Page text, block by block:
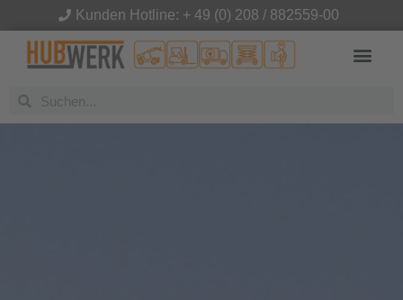
Kunden Hotline: + 49 (0) 208 / 882559-00